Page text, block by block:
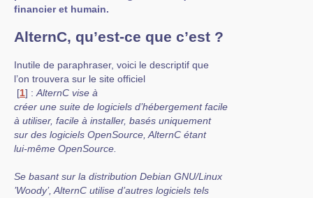
financier et humain.
AlternC, qu’est-ce que c’est ?
Inutile de paraphraser, voici le descriptif que
l’on trouvera sur le site officiel
[1] : AlternC vise à
créer une suite de logiciels d’hébergement facile
à utiliser, facile à installer, basés uniquement
sur des logiciels OpenSource, AlternC étant
lui-même OpenSource.
Se basant sur la distribution Debian GNU/Linux
’Woody’, AlternC utilise d’autres logiciels tels